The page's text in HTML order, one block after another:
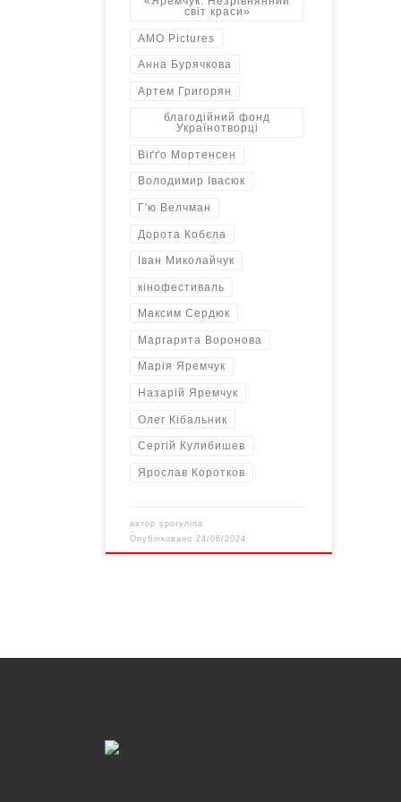
світ краси»
AMO Pictures
Анна Бурячкова
Артем Григорян
благодійний фонд
Українотворці
Віґґо Мортенсен
Володимир Івасюк
Г'ю Велчман
Дорота Кобєла
Іван Миколайчук
кінофестиваль
Максим Сердюк
Маргарита Воронова
Марія Яремчук
Назарій Яремчук
Олег Кібальник
Сергій Кулибишев
Ярослав Коротков
авторsporynina
Опубліковано24/06/2024